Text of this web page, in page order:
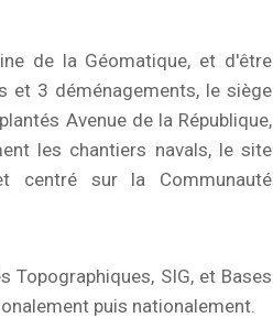
de la Géomatique, et d'être
et 3 déménagements, le siège
Avenue de la République,
les chantiers navals, le site
centré sur la Communauté
SIG, et Bases
puis nationalement.